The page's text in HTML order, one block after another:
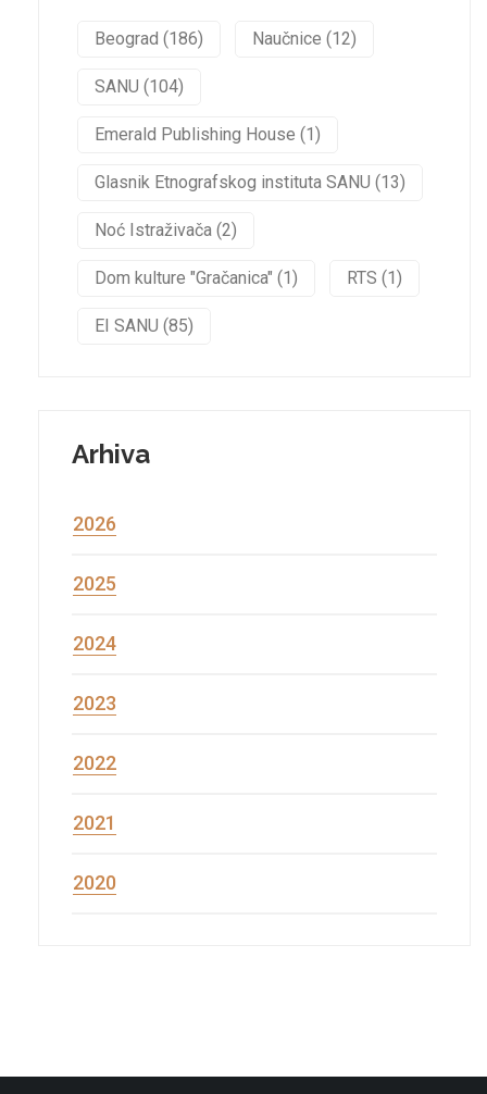
Beograd (186) Naučnice (12)
SANU (104)
Emerald Publishing House (1)
Glasnik Etnografskog instituta SANU (13)
Noć Istraživača (2)
Dom kulture "Gračanica" (1) RTS (1)
EI SANU (85)
Arhiva
2026
2025
2024
2023
2022
2021
2020